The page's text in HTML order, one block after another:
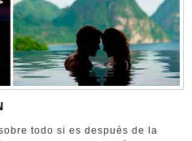
todo si es después de la